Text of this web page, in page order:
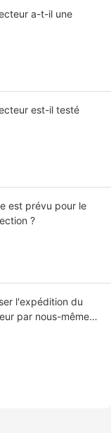
a-t-il une
est-il testé
est prévu pour le
?
l'expédition du
par nous-mêmes